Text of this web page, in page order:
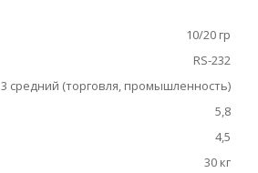
10/20 гр
RS-232
3 средний (торговля, промышленность)
5,8
4,5
30 кг